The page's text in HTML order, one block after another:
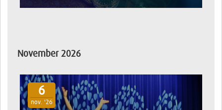
November 2026
6
nov. '26